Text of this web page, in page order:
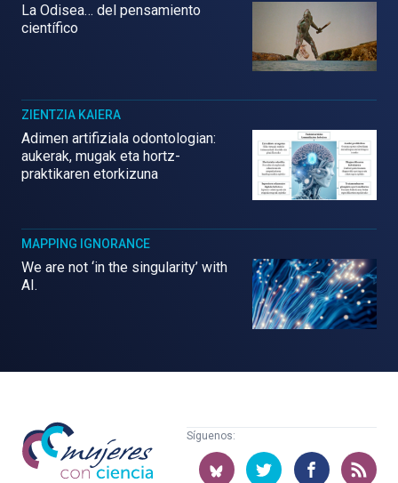
La Odisea… del pensamiento
científico
ZIENTZIA KAIERA
Adimen artifiziala odontologian:
aukerak, mugak eta hortz-
praktikaren etorkizuna
MAPPING IGNORANCE
We are not ‘in the singularity’ with
AI.
Mujeres
con
ciencia
Síguenos: